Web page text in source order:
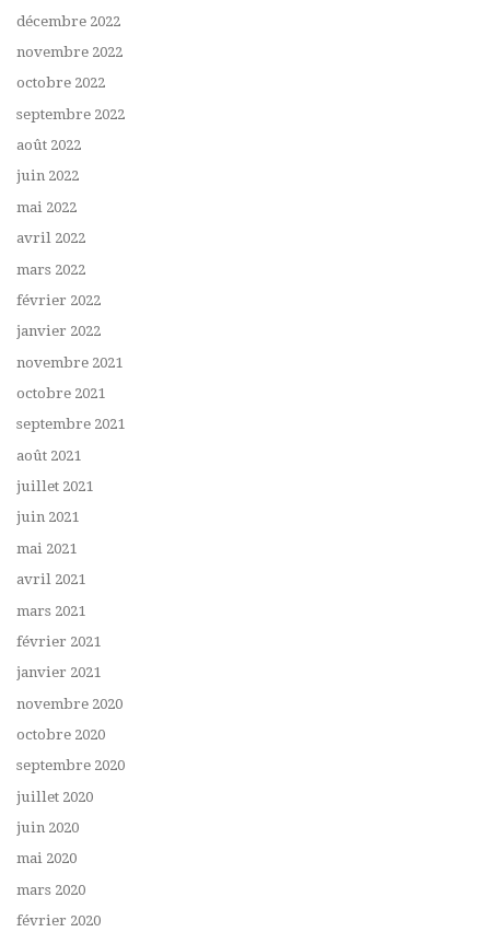
décembre 2022
novembre 2022
octobre 2022
septembre 2022
août 2022
juin 2022
mai 2022
avril 2022
mars 2022
février 2022
janvier 2022
novembre 2021
octobre 2021
septembre 2021
août 2021
juillet 2021
juin 2021
mai 2021
avril 2021
mars 2021
février 2021
janvier 2021
novembre 2020
octobre 2020
septembre 2020
juillet 2020
juin 2020
mai 2020
mars 2020
février 2020